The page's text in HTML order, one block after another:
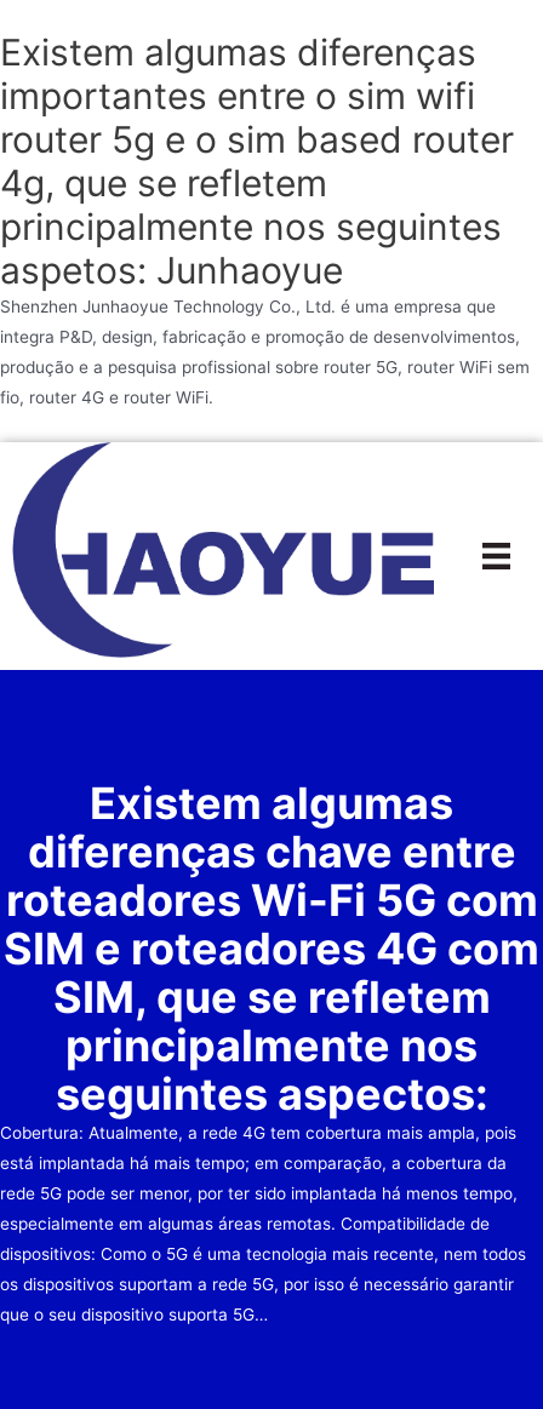
Existem algumas diferenças
importantes entre o sim wifi
router 5g e o sim based router
4g, que se refletem
principalmente nos seguintes
aspetos: Junhaoyue
Shenzhen Junhaoyue Technology Co., Ltd. é uma empresa que
integra P&D, design, fabricação e promoção de desenvolvimentos,
produção e a pesquisa profissional sobre router 5G, router WiFi sem
fio, router 4G e router WiFi.
para
conteúdo
Existem algumas
diferenças chave entre
roteadores Wi-Fi 5G com
SIM e roteadores 4G com
SIM, que se refletem
principalmente nos
seguintes aspectos:
Cobertura: Atualmente, a rede 4G tem cobertura mais ampla, pois
está implantada há mais tempo; em comparação, a cobertura da
rede 5G pode ser menor, por ter sido implantada há menos tempo,
especialmente em algumas áreas remotas. Compatibilidade de
dispositivos: Como o 5G é uma tecnologia mais recente, nem todos
os dispositivos suportam a rede 5G, por isso é necessário garantir
que o seu dispositivo suporta 5G…